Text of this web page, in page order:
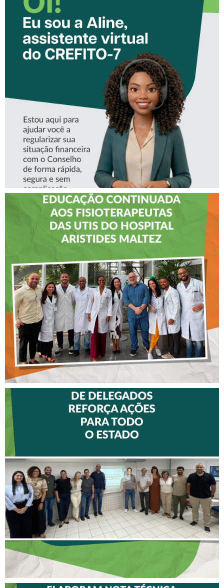
CONHEÇA A ‘ALINE’,
ASSISTENTE VIRTUAL DO
CREFITO-7
CREFITO-7 LEVA EDUCAÇÃO
CONTINUADA AOS
FISIOTERAPEUTAS DAS UTIs
DO HOSPITAL ARISTIDES
MALTEZ
DELEGADOS REFORÇA
AÇÕES PARA TODO O
ESTADO